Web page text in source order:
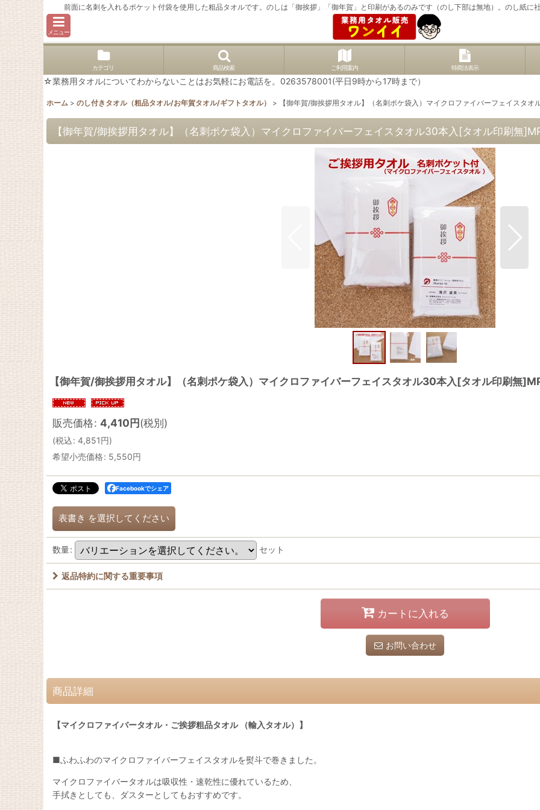
前面に名刺を入れるポケット付袋を使用した粗品タオルです。のしは「御挨拶」「御年賀」と印刷があるのみです（のし下部は無地）。のし紙
メニュー
カテゴリ 商品検索 ご利用案内 特商法表示
☆業務用タオルについてわからないことはお気軽にお電話を。0263578001(平日9時から17時まで）
ホーム > のし付きタオル（粗品タオル/お年賀タオル/ギフトタオル） > 【御年賀/御挨拶用タオル】（名刺ポケ袋入）マイクロファイバーフェイスタ
【御年賀/御挨拶用タオル】（名刺ポケ袋入）マイクロファイバーフェイスタオル30本入[タオル印刷無
【御年賀/御挨拶用タオル】（名刺ポケ袋入）マイクロファイバーフェイスタオル30本入[タオル印刷無
販売価格: 4,410円(税別)
(税込: 4,851円)
希望小売価格: 5,550円
Facebookでシェア
表書き を選択してください
数量: セット
返品特約に関する重要事項
カートに入れる
お問い合わせ
商品詳細
【マイクロファイバータオル・ご挨拶粗品タオル （輸入タオル）】
■ふわふわのマイクロファイバーフェイスタオルを熨斗で巻きました。
マイクロファイバータオルは吸収性・速乾性に優れているため、
手拭きとしても、ダスターとしてもおすすめです。